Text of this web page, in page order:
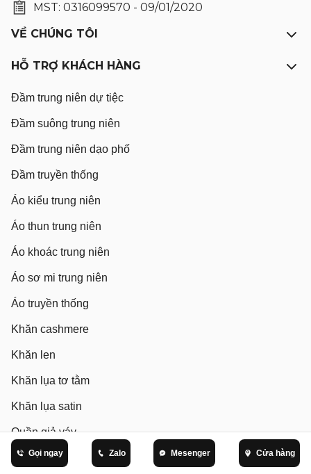
MST: 0316099570 - 09/01/2020
VỀ CHÚNG TÔI
HỖ TRỢ KHÁCH HÀNG
Đầm trung niên dự tiệc
Đầm suông trung niên
Đầm trung niên dạo phố
Đầm truyền thống
Áo kiểu trung niên
Áo thun trung niên
Áo khoác trung niên
Áo sơ mi trung niên
Áo truyền thống
Khăn cashmere
Khăn len
Khăn lụa tơ tằm
Khăn lụa satin
Quần giả váy
Quần ống suông
Gọi ngay Zalo Mesenger Cửa hàng